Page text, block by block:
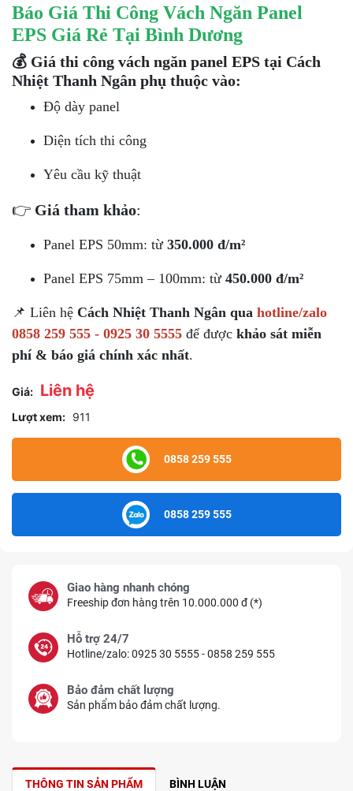
Báo Giá Thi Công Vách Ngăn Panel
EPS Giá Rẻ Tại Bình Dương
💰 Giá thi công vách ngăn panel EPS tại Cách
Nhiệt Thanh Ngân phụ thuộc vào:
Độ dày panel
Diện tích thi công
Yêu cầu kỹ thuật
👉 Giá tham khảo:
Panel EPS 50mm: từ 350.000 đ/m²
Panel EPS 75mm – 100mm: từ 450.000 đ/m²
📌 Liên hệ Cách Nhiệt Thanh Ngân qua hotline/zalo
0858 259 555 - 0925 30 5555 để được khảo sát miễn
phí & báo giá chính xác nhất.
Giá: Liên hệ
Lượt xem: 911
0858 259 555
0858 259 555
Giao hàng nhanh chóng
Freeship đơn hàng trên 10.000.000 đ (*)
Hỗ trợ 24/7
Hotline/zalo: 0925 30 5555 - 0858 259 555
Bảo đảm chất lượng
Sản phẩm bảo đảm chất lượng.
THÔNG TIN SẢN PHẨM BÌNH LUẬN